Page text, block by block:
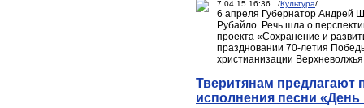
7.04.15 16:36 /Культура/
6 апреля Губернатор Андрей
Рубайло. Речь шла о
проекта «Сохранение и
праздновании 70-летия
христианизации
Тверитянам предлагают
исполнения песни